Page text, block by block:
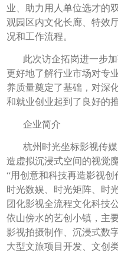
业、助力用人单位选才的
观园区内文化长廊、特效
况和工作流程。
此次访企拓岗进一步
更好地了解行业市场对专
养质量奠定了基础，对深
和就业创业起到了良好的
企业简介
杭州时光坐标影视传
造虚拟沉浸式空间的视觉
“用创意和科技再造影视创
时光数娱、时光矩阵、时
团化影视全流程文化科技
依山傍水的艺创小镇，主
影视拍摄制作、沉浸式数
大型文旅项目开发、文创